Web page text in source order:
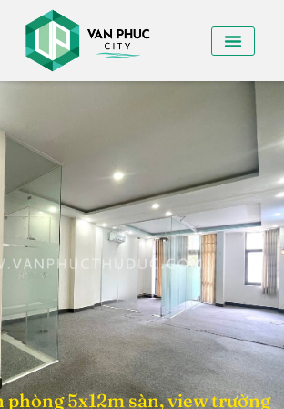
phòng 5x12m sàn, view trường